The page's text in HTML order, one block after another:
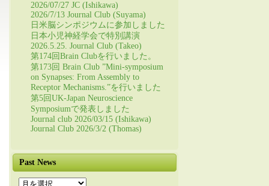
2026/07/27 JC (Ishikawa)
2026/7/13 Journal Club (Suyama)
日米脳シンポジウムに参加しました
日本小児神経学会で特別講演
2026.5.25. Journal Club (Takeo)
第174回Brain Clubを行いました。
第173回 Brain Club ”Mini-symposium
on Synapses: From Assembly to
Receptor Mechanisms.”を行いました
第5回UK-Japan Neuroscience
Symposiumで発表しました
Journal club 2026/03/15 (Ishikawa)
Journal Club 2026/3/2 (Thomas)
Past News
Past